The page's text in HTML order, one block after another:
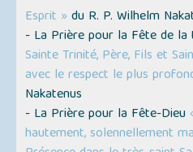
Esprit » du R. P. Wilhelm
- La Prière pour la Fête de la
Sainte Trinité, Père, Fils et
avec le respect le plus
Nakatenus
- La Prière pour la Fête-Dieu
hautement, solennellement